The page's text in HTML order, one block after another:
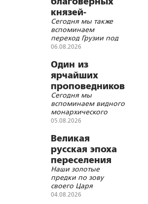
князей-
страстотерпцев
Бориса и Глеба
Сегодня мы также
вспоминаем
переход Грузии под
протекторат России
06.08.2026
Один из
ярчайших
проповедников
восстановления
Самодержавной
Монархии
Сегодня мы
вспоминаем видного
монархического
деятеля времен
протоиерея
Якова Петровича
Шаховского
05.08.2026
Великая
русская эпоха
переселения
на восток
Наши золотые
предки по зову
своего Царя
отправились на край
04.08.2026